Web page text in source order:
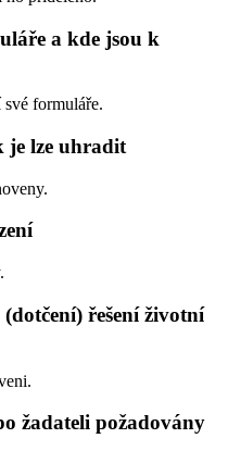
a kde jsou k
formuláře.
je lze uhradit
řešení životní
žadateli požadovány